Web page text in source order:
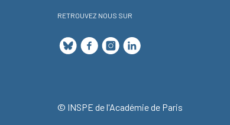
RETROUVEZ NOUS SUR
© INSPE de l'Académie de Paris